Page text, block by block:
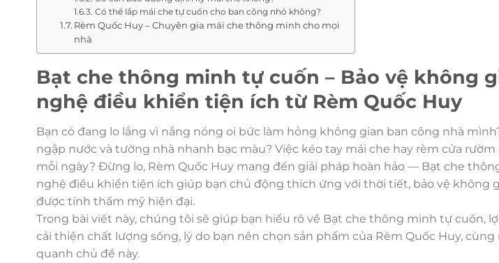
Có thể lắp mái che tự cuốn cho ban công nhỏ không?
Rèm Quốc Huy – Chuyên gia mái che thông minh cho mọi
nhà
Bạt che thông minh tự cuốn – Bảo vệ không
nghệ điều khiển tiện ích từ Rèm Quốc Huy
Bạn có đang lo lắng vì nắng nóng oi bức làm hỏng không gian ban công nhà
ngập nước và tường nhà nhanh bạc màu? Việc kéo tay mái che hay rèm cửa
mỗi ngày? Đừng lo, Rèm Quốc Huy mang đến giải pháp hoàn hảo — Bạt che
nghệ điều khiển tiện ích giúp bạn chủ động thích ứng với thời tiết, bảo vệ không
được tính thẩm mỹ hiện đại.
Trong bài viết này, chúng tôi sẽ giúp bạn hiểu rõ về Bạt che thông minh tự cuốn,
cải thiện chất lượng sống, lý do bạn nên chọn sản phẩm của Rèm Quốc Huy,
quanh chủ đề này.